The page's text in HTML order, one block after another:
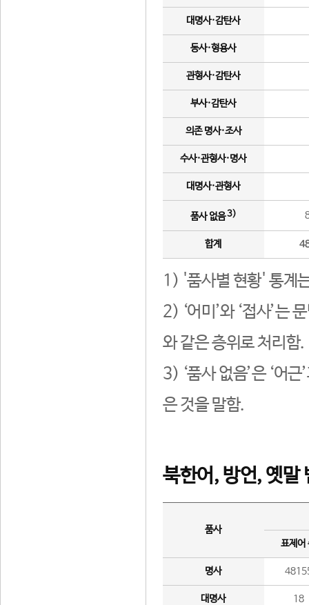
대명사·감탄사
동사·형용사
관형사·감탄사
부사·감탄사
의존 명사·조사
수사·관형사·명사
대명사·관형사
품사 없음3)
합계
1) '품사별 현황' 통계
2) ‘어미’와 ‘접사’는
와 같은 층위로 처리함.
3) ‘품사 없음’은 ‘어
은 것을 말함.
북한어, 방언, 옛말
품사
표제어
명사
대명사 18